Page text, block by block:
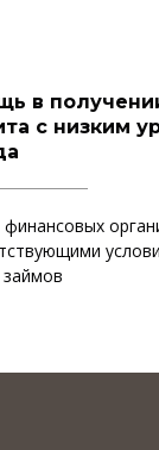
в
с низким